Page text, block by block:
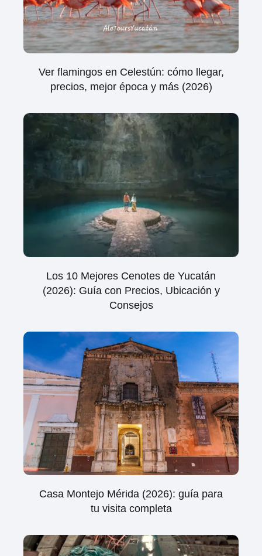
Ver flamingos en Celestún: cómo llegar,
precios, mejor época y más (2026)
Los 10 Mejores Cenotes de Yucatán
(2026): Guía con Precios, Ubicación y
Consejos
Casa Montejo Mérida (2026): guía para
tu visita completa